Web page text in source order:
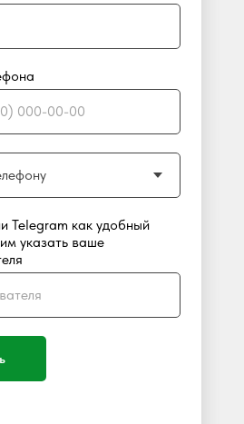
Telegram как удобный
указать ваше